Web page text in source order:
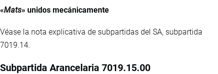
«Mats» unidos mecánicamente
Véase la nota explicativa de subpartidas del SA, subpartida
7019.14.
Subpartida Arancelaria 7019.15.00